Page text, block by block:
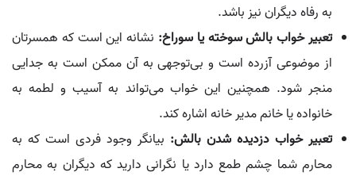
به رفاه دیگران نیز باشد.
تعبیر خواب بالش سوخته یا سوراخ: نشانه این است که همسرتان
از موضوعی آزرده است و بی‌توجهی به آن ممکن است به جدایی
منجر شود. همچنین این خواب می‌تواند به آسیب و لطمه به
خانواده یا خانم مدیر خانه اشاره کند.
تعبیر خواب دزدیده شدن بالش: بیانگر وجود فردی است که به
محارم شما چشم طمع دارد یا نگرانی دارید که دیگران به محارم